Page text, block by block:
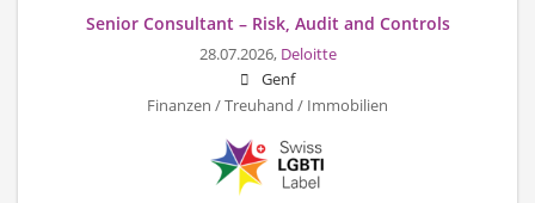
Senior Consultant – Risk, Audit and Controls
28.07.2026, Deloitte
Genf
Finanzen / Treuhand / Immobilien